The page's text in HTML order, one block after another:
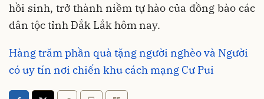
hồi sinh, trở thành niềm tự hào của đồng bào các
dân tộc tỉnh Đắk Lắk hôm nay.
Hàng trăm phần quà tặng người nghèo và Người
có uy tín nơi chiến khu cách mạng Cư Pui